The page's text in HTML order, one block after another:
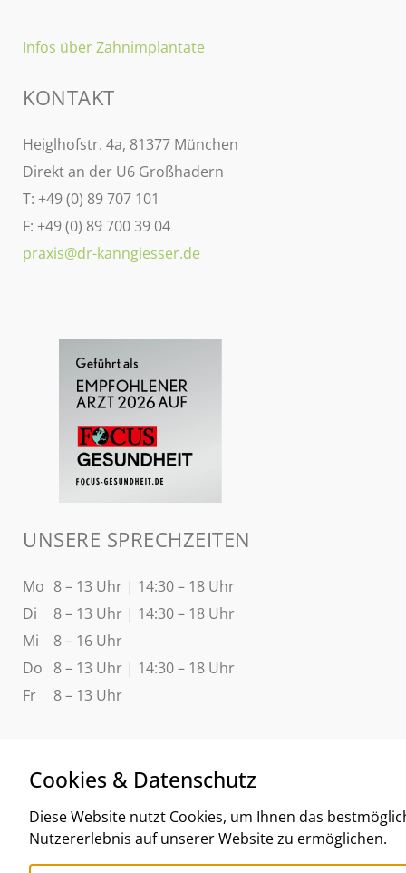
Infos über Zahnimplantate
KONTAKT
Heiglhofstr. 4a, 81377 München
Direkt an der U6 Großhadern
T: +49 (0) 89 707 101
F: +49 (0) 89 700 39 04
praxis@dr-kanngiesser.de
UNSERE SPRECHZEITEN
Mo 8 – 13 Uhr | 14:30 – 18 Uhr
Di
8 – 13 Uhr | 14:30 – 18 Uhr
Mi
8 – 16 Uhr
Do
8 – 13 Uhr | 14:30 – 18 Uhr
Fr
8 – 13 Uhr
Cookies & Datenschutz
Diese Website nutzt Cookies, um Ihnen das
Nutzererlebnis auf unserer Website zu ermöglichen.